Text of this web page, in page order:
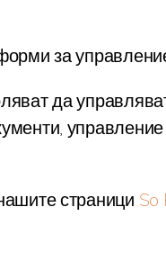
за
да
страници So